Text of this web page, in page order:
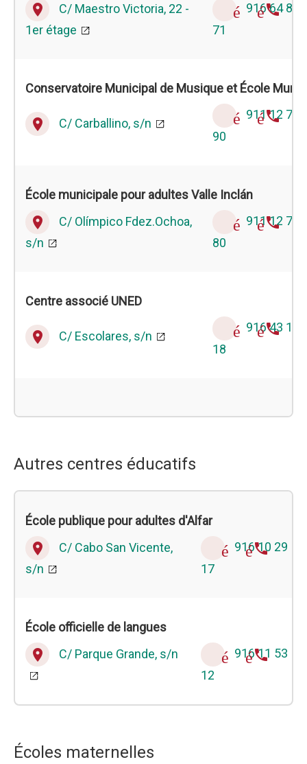
place
C/ Maestro Victoria, 22 -
1er étage
téléphone
916 64 83
71
Conservatoire Municipal de Musique et École
place C/ Carballino, s/n téléphone
911 12 76
90
École municipale pour adultes Valle Inclán
place
C/ Olímpico Fdez.Ochoa,
s/n
téléphone
911 12 76
80
Centre associé UNED
place C/ Escolares, s/n téléphone
916 43 12
18
Autres centres éducatifs
École publique pour adultes d'Alfar
place
C/ Cabo San Vicente,
s/n
téléphone
916 10 29
17
École officielle de langues
place C/ Parque Grande, s/n téléphone
916 11 53
12
Écoles maternelles